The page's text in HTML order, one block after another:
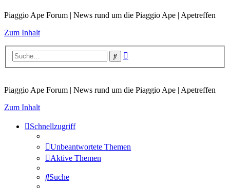
Piaggio Ape Forum | News rund um die Piaggio Ape | Apetreffen
Zum Inhalt
Suche
Piaggio Ape Forum | News rund um die Piaggio Ape | Apetreffen
Zum Inhalt
Schnellzugriff
Unbeantwortete Themen
Aktive Themen
Suche